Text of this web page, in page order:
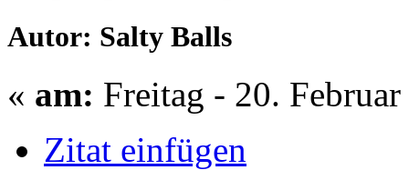
Autor: Salty Balls
« am: Freitag - 20.
Zitat einfügen